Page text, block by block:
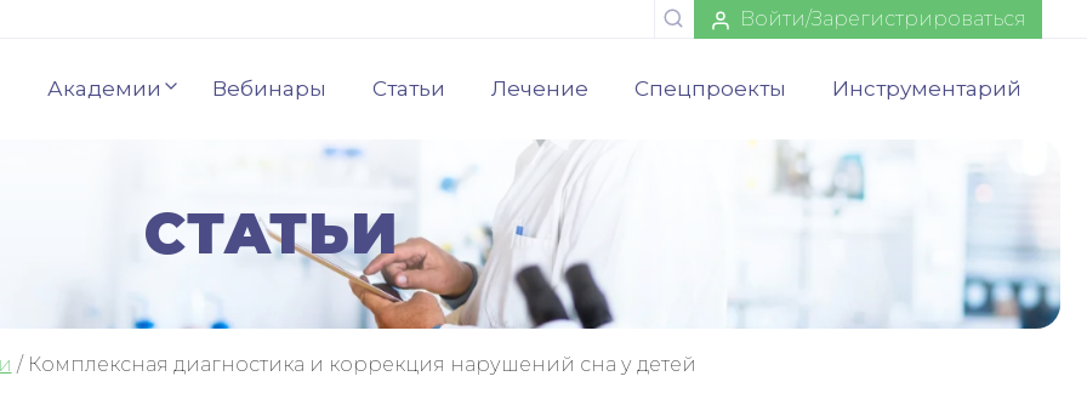
Войти/Зарегистрироваться
Академии Вебинары Статьи Лечение Спецпроекты Инструментарий
СТАТЬИ
/ Комплексная диагностика и коррекция нарушений сна у детей